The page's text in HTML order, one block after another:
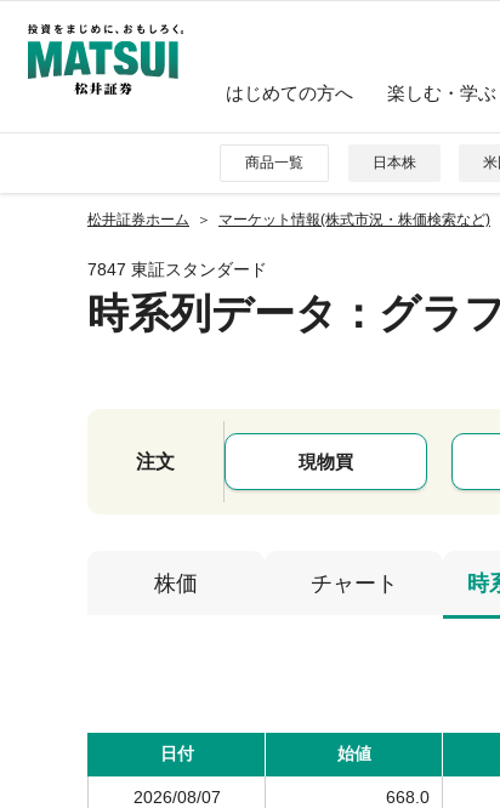
はじめての方へ 楽しむ・学ぶ
商品一覧 日本株 米
松井証券ホーム マーケット情報(株式市況・株価検索など)
7847 東証スタンダード
時系列データ ：グラ
注文 現物買
株価 チャート 時
日付 始値
2026/08/07 668.0